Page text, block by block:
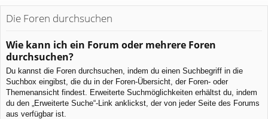
Die Foren durchsuchen
Wie kann ich ein Forum oder mehrere Foren
durchsuchen?
Du kannst die Foren durchsuchen, indem du einen Suchbegriff in die
Suchbox eingibst, die du in der Foren-Übersicht, der Foren- oder
Themenansicht findest. Erweiterte Suchmöglichkeiten erhältst du, indem
du den „Erweiterte Suche“-Link anklickst, der von jeder Seite des Forums
aus verfügbar ist.